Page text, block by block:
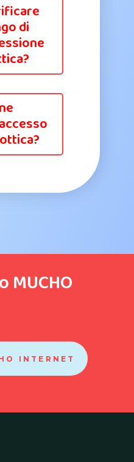
di
INTERNET